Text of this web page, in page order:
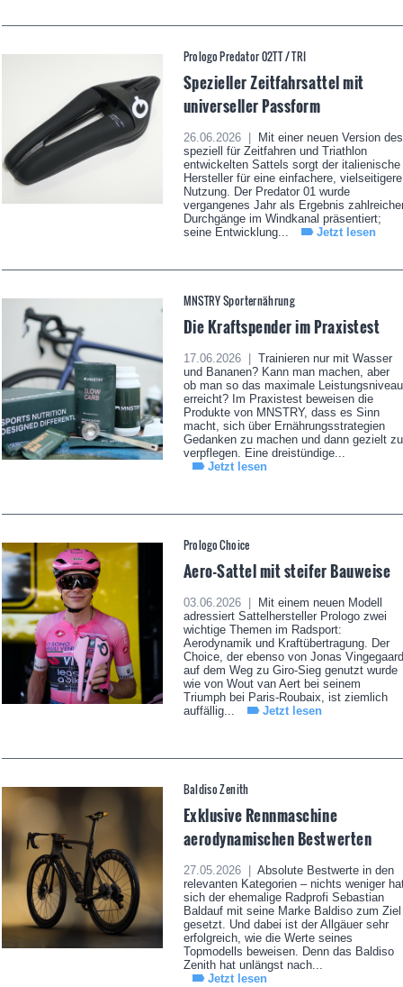
Prologo Predator 02TT / TRI
Spezieller Zeitfahrsattel mit
universeller Passform
26.06.2026 |
Mit einer neuen Version des
speziell für Zeitfahren und Triathlon
entwickelten Sattels sorgt der italienische
Hersteller für eine einfachere, vielseitigere
Nutzung. Der Predator 01 wurde
vergangenes Jahr als Ergebnis
Durchgänge im Windkanal präsentiert;
seine Entwicklung...
Jetzt lesen
MNSTRY Sporternährung
Die Kraftspender im Praxistest
17.06.2026 |
Trainieren nur mit Wasser
und Bananen? Kann man machen, aber
ob man so das maximale Leistungsniveau
erreicht? Im Praxistest beweisen die
Produkte von MNSTRY, dass es Sinn
macht, sich über Ernährungsstrategien
Gedanken zu machen und dann gezielt zu
verpflegen. Eine dreistündige...
Jetzt lesen
Prologo Choice
Aero-Sattel mit steifer Bauweise
03.06.2026 |
Mit einem neuen Modell
adressiert Sattelhersteller Prologo zwei
wichtige Themen im Radsport:
Aerodynamik und Kraftübertragung. Der
Choice, der ebenso von Jonas Vingegaard
auf dem Weg zu Giro-Sieg genutzt wurde
wie von Wout van Aert bei seinem
Triumph bei Paris-Roubaix, ist ziemlich
auffällig...
Jetzt lesen
Baldiso Zenith
Exklusive Rennmaschine
aerodynamischen Bestwerten
27.05.2026 |
Absolute Bestwerte in den
relevanten Kategorien – nichts weniger
sich der ehemalige Radprofi Sebastian
Baldauf mit seine Marke Baldiso zum Ziel
gesetzt. Und dabei ist der Allgäuer sehr
erfolgreich, wie die Werte seines
Topmodells beweisen. Denn das Baldiso
Zenith hat unlängst nach...
Jetzt lesen